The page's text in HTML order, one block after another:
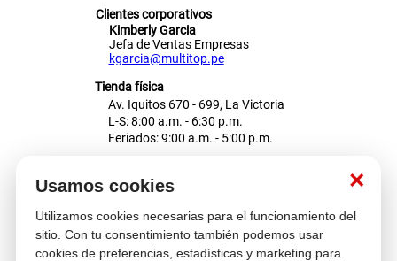
×
Usamos cookies
Utilizamos cookies necesarias para el funcionamiento del
sitio. Con tu consentimiento también podemos usar
cookies de preferencias, estadísticas y marketing para
Clientes corporativos
Kimberly Garcia
Jefa de Ventas Empresas
kgarcia@multitop.pe
Tienda física
Av. Iquitos 670 - 699, La Victoria
L-S: 8:00 a.m. - 6:30 p.m.
Feriados: 9:00 a.m. - 5:00 p.m.
Atención al cliente